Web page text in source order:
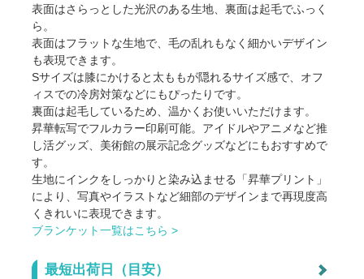
表面はさらっとした光沢のある生地、裏面は起毛でふっく
ら。
表面はフラットな生地で、毛の乱れもなく細かいデザイン
も表現できます。
Sサイズは膝にかけると太ももが隠れるサイズ感で、オフ
ィスでの冷房対策などにもぴったりです。
裏面は起毛しているため、温かくお使いいただけます。
昇華転写でフルカラー印刷可能。アイドルやアニメなど推
し活グッズ、美術館の展示記念グッズなどにもおすすめで
す。
生地にインクをしっかりと染み込ませる「昇華プリント」
により、写真やイラストなど細部のデザインまで再現度高
くきれいに表現できます。
ブランケット一覧はこちら >
最短出荷日（目安）